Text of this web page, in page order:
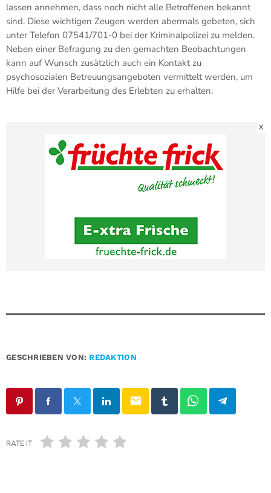
lassen annehmen, dass noch nicht alle Betroffenen bekannt
sind. Diese wichtigen Zeugen werden abermals gebeten, sich
unter Telefon 07541/701-0 bei der Kriminalpolizei zu melden.
Neben einer Befragung zu den gemachten Beobachtungen
kann auf Wunsch zusätzlich auch ein Kontakt zu
psychosozialen Betreuungsangeboten vermittelt werden, um
Hilfe bei der Verarbeitung des Erlebten zu erhalten.
X
GESCHRIEBEN VON: REDAKTION
email
RATE IT